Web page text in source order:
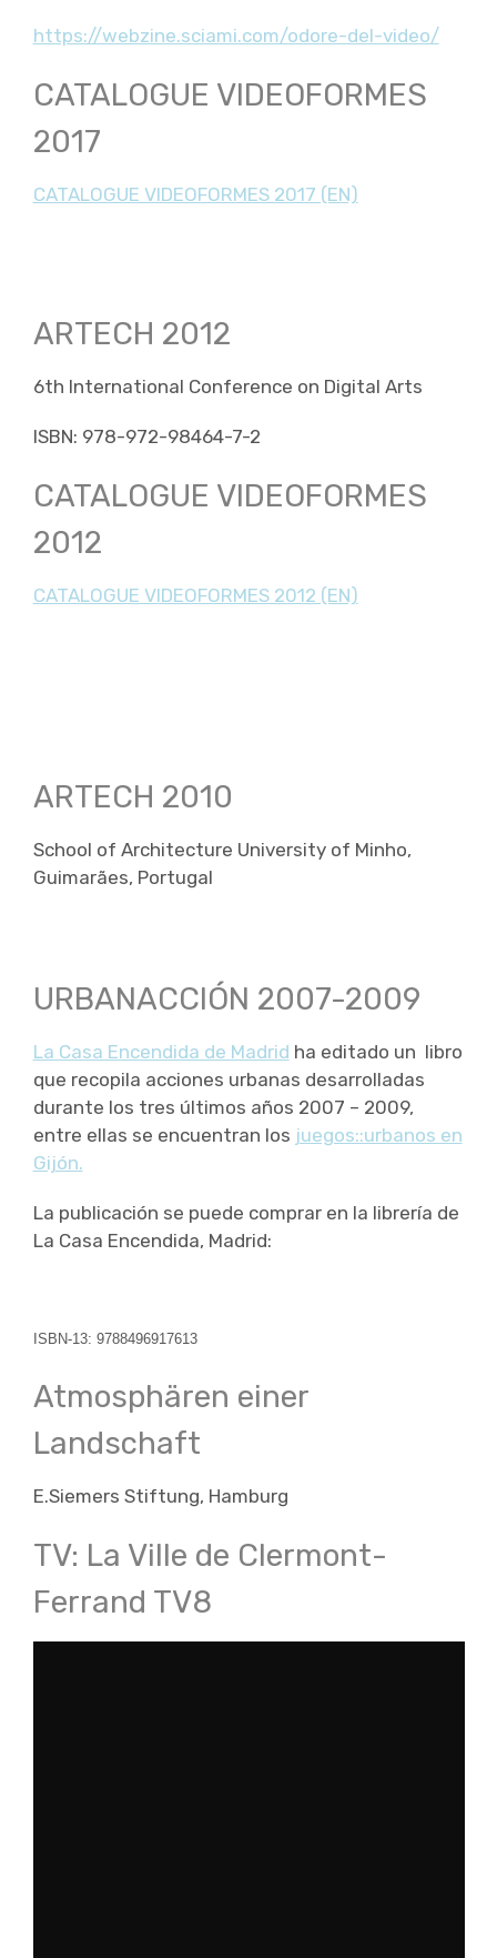
https://webzine.sciami.com/odore-del-video/
CATALOGUE VIDEOFORMES
2017
CATALOGUE VIDEOFORMES 2017 (EN)
ARTECH 2012
6th International Conference on Digital Arts
ISBN: 978-972-98464-7-2
CATALOGUE VIDEOFORMES
2012
CATALOGUE VIDEOFORMES 2012 (EN)
ARTECH 2010
School of Architecture University of Minho,
Guimarães, Portugal
URBANACCIÓN 2007-2009
La Casa Encendida de Madrid ha editado un libro
que recopila acciones urbanas desarrolladas
durante los tres últimos años 2007 – 2009,
entre ellas se encuentran los juegos::urbanos en
Gijón.
La publicación se puede comprar en la librería de
La Casa Encendida, Madrid:
ISBN-13: 9788496917613
Atmosphären einer
Landschaft
E.Siemers Stiftung, Hamburg
TV: La Ville de Clermont-
Ferrand TV8